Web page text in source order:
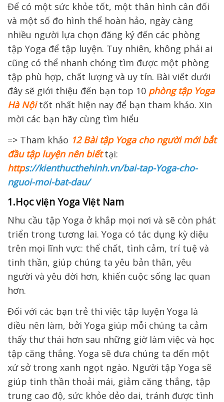
Để có một sức khỏe tốt, một thân hình cân đối
và một số đo hình thể hoàn hảo, ngày càng
nhiều người lựa chọn đăng ký đến các phòng
tập Yoga để tập luyện. Tuy nhiên, không phải ai
cũng có thể nhanh chóng tìm được một phòng
tập phù hợp, chất lượng và uy tín. Bài viết dưới
đây sẽ giới thiệu đến bạn top 10 phòng tập Yoga
Hà Nộitốt nhất hiện nay để bạn tham khảo. Xin
mời các bạn hãy cùng tìm hiểu
=> Tham khảo 12 Bài tập Yoga cho người mới bắt
đầu tập luyện nên biếttại:
https://kienthucthehinh.vn/bai-tap-Yoga-cho-
nguoi-moi-bat-dau/
1.Học viện Yoga Việt Nam
Nhu cầu tập Yoga ở khắp mọi nơi và sẽ còn phát
triển trong tương lai. Yoga có tác dụng kỳ diệu
trên mọi lĩnh vực: thể chất, tình cảm, trí tuệ và
tinh thần, giúp chúng ta yêu bản thân, yêu
người và yêu đời hơn, khiến cuộc sống lạc quan
hơn.
Đối với các bạn trẻ thì việc tập luyện Yoga là
điều nên làm, bởi Yoga giúp mỗi chúng ta cảm
thấy thư thái hơn sau những giờ làm việc và học
tập căng thẳng. Yoga sẽ đưa chúng ta đến một
xứ sở trong xanh ngọt ngào. Người tập Yoga sẽ
giúp tinh thần thoải mái, giảm căng thẳng, tập
trung cao độ, sức khỏe dẻo dai, tránh được tình